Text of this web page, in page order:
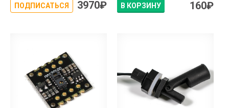
ПОДПИСАТЬСЯ 3970₽ В КОРЗИНУ 160₽